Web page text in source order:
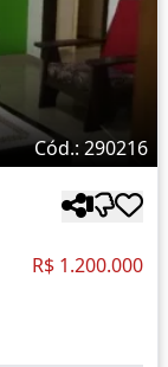
Cód.: 290216
R$ 1.200.000